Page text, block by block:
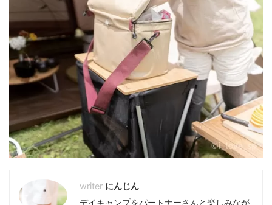
にんじん
デイキャンプをパートナーさんと楽しみなが